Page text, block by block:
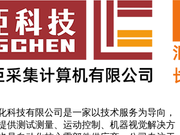
技有限公司是一家以技术服务为导向，
供测试测量、运动控制、机器视觉解决方